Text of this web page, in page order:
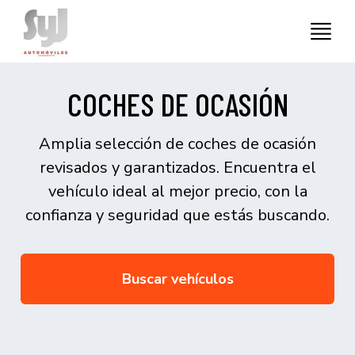
COCHES DE OCASIÓN
Amplia selección de coches de ocasión
revisados y garantizados. Encuentra el
vehículo ideal al mejor precio, con la
confianza y seguridad que estás buscando.
Buscar vehículos